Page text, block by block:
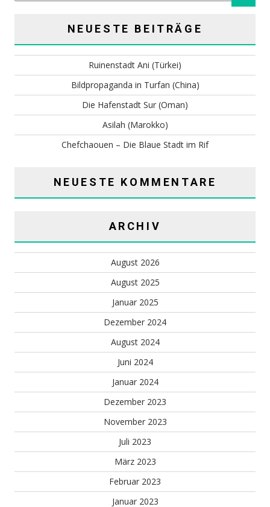
NEUESTE BEITRÄGE
Ruinenstadt Ani (Türkei)
Bildpropaganda in Turfan (China)
Die Hafenstadt Sur (Oman)
Asilah (Marokko)
Chefchaouen – Die Blaue Stadt im Rif
NEUESTE KOMMENTARE
ARCHIV
August 2026
August 2025
Januar 2025
Dezember 2024
August 2024
Juni 2024
Januar 2024
Dezember 2023
November 2023
Juli 2023
März 2023
Februar 2023
Januar 2023